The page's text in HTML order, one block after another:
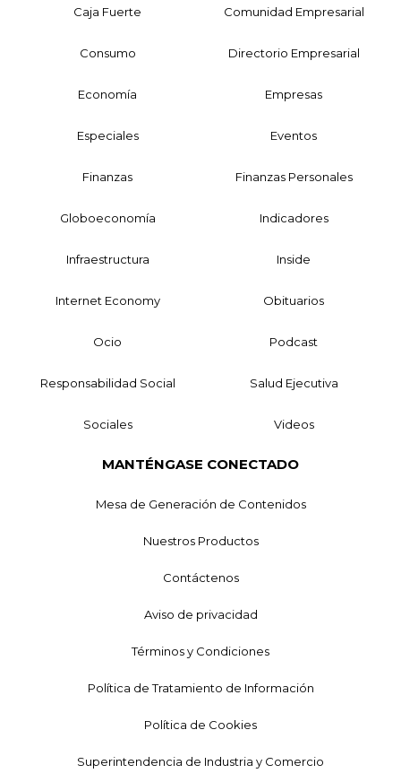
Caja Fuerte Comunidad Empresarial
Consumo Directorio Empresarial
Economía Empresas
Especiales Eventos
Finanzas Finanzas Personales
Globoeconomía Indicadores
Infraestructura Inside
Internet Economy Obituarios
Ocio Podcast
Responsabilidad Social Salud Ejecutiva
Sociales Videos
MANTÉNGASE CONECTADO
Mesa de Generación de Contenidos
Nuestros Productos
Contáctenos
Aviso de privacidad
Términos y Condiciones
Política de Tratamiento de Información
Política de Cookies
Superintendencia de Industria y Comercio